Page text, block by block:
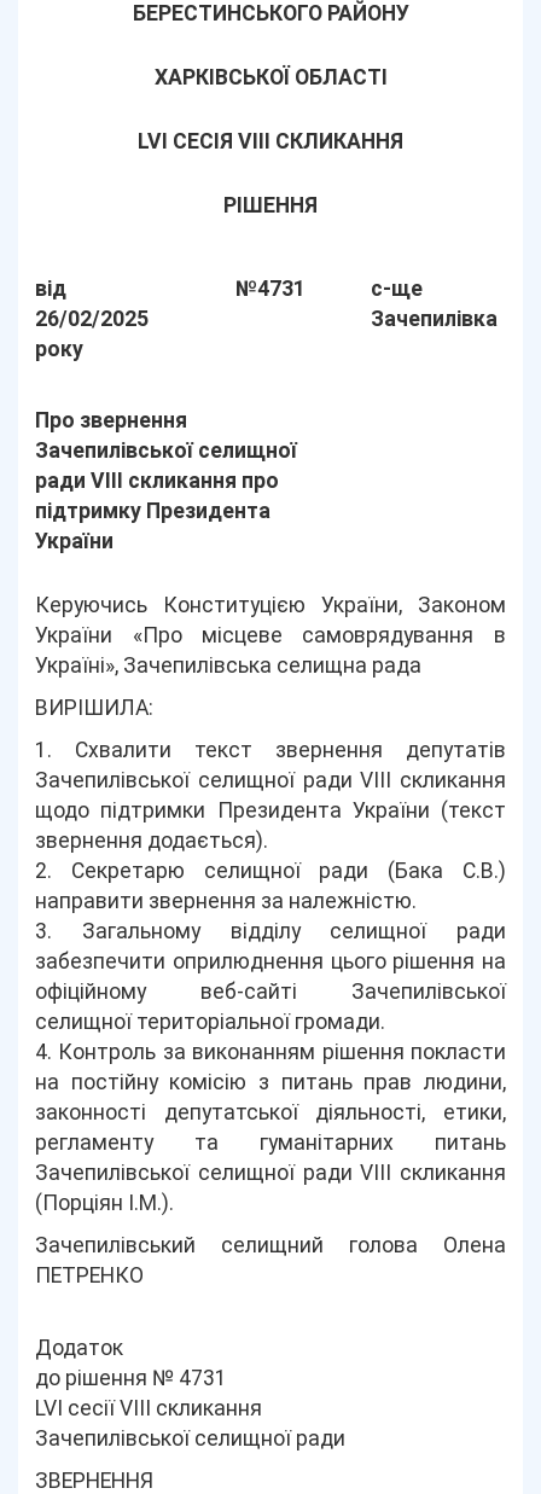
БЕРЕСТИНСЬКОГО РАЙОНУ
ХАРКІВСЬКОЇ ОБЛАСТІ
LVІ СЕСІЯ VIII СКЛИКАННЯ
РІШЕННЯ
від
26/02/2025
року
№4731
с-ще
Зачепилівка
Про звернення
Зачепилівської селищної
ради VIII скликання про
підтримку Президента
України
Керуючись Конституцією України, Законом
України «Про місцеве самоврядування в
Україні», Зачепилівська селищна рада
ВИРІШИЛА:
1. Схвалити текст звернення депутатів
Зачепилівської селищної ради VIIІ скликання
щодо підтримки Президента України (текст
звернення додається).
2. Секретарю селищної ради (Бака С.В.)
направити звернення за належністю.
3. Загальному відділу селищної ради
забезпечити оприлюднення цього рішення на
офіційному веб-сайті Зачепилівської
селищної територіальної громади.
4. Контроль за виконанням рішення покласти
на постійну комісію з питань прав людини,
законності депутатської діяльності, етики,
регламенту та гуманітарних питань
Зачепилівської селищної ради VIIІ скликання
(Порціян І.М.).
Зачепилівський селищний голова Олена
ПЕТРЕНКО
Додаток
до рішення № 4731
LVІ сесії VIII скликання
Зачепилівської селищної ради
ЗВЕРНЕННЯ